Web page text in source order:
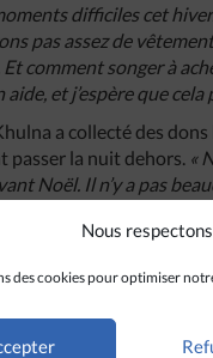
Nous
des cookies pour optimiser
difficiles cet
pas assez de
comment songer à
et j’espère que
a collecté des
passer la nuit dehors. «
Noël. Il n’y a pas
aux dons »,
explique
des jeunes
« Malheureusement,
toutes les